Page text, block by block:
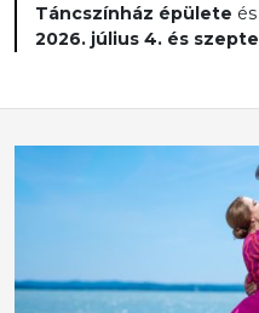
Táncszínház épülete
2026. július 4. és